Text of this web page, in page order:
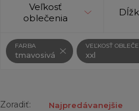
Veľkosť
oblečenia
FARBA
tmavosivá
VEĽKOSŤ
xxl
Zoradiť: Najpredávanejšie